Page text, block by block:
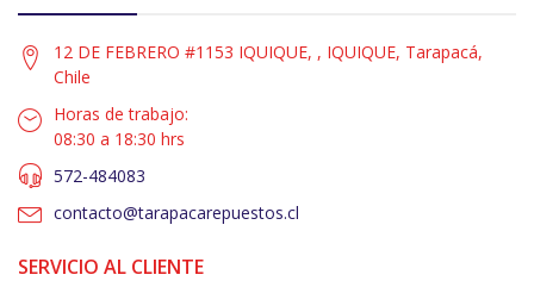
12 DE FEBRERO #1153 IQUIQUE, , IQUIQUE, Tarapacá,
Chile
Horas de trabajo:
08:30 a 18:30 hrs
572-484083
contacto@tarapacarepuestos.cl
SERVICIO AL CLIENTE